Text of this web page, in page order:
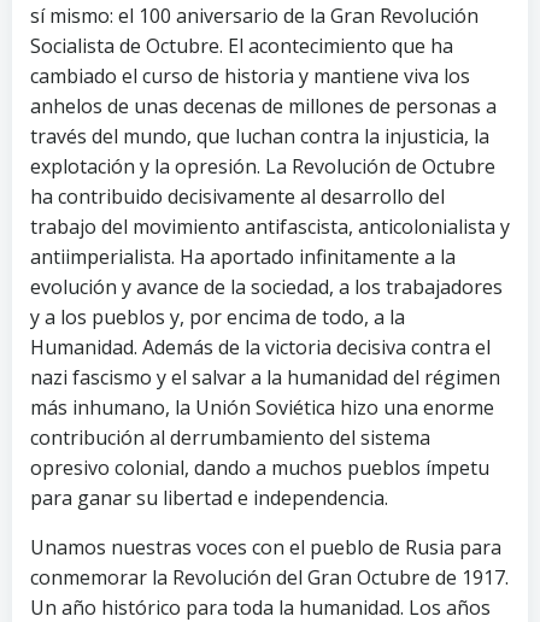
sí mismo: el 100 aniversario de la Gran Revolución
Socialista de Octubre. El acontecimiento que ha
cambiado el curso de historia y mantiene viva los
anhelos de unas decenas de millones de personas a
través del mundo, que luchan contra la injusticia, la
explotación y la opresión. La Revolución de Octubre
ha contribuido decisivamente al desarrollo del
trabajo del movimiento antifascista, anticolonialista y
antiimperialista. Ha aportado infinitamente a la
evolución y avance de la sociedad, a los trabajadores
y a los pueblos y, por encima de todo, a la
Humanidad. Además de la victoria decisiva contra el
nazi fascismo y el salvar a la humanidad del régimen
más inhumano, la Unión Soviética hizo una enorme
contribución al derrumbamiento del sistema
opresivo colonial, dando a muchos pueblos ímpetu
para ganar su libertad e independencia.
Unamos nuestras voces con el pueblo de Rusia para
conmemorar la Revolución del Gran Octubre de 1917.
Un año histórico para toda la humanidad. Los años